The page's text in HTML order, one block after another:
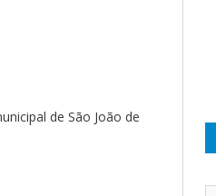
de São João de